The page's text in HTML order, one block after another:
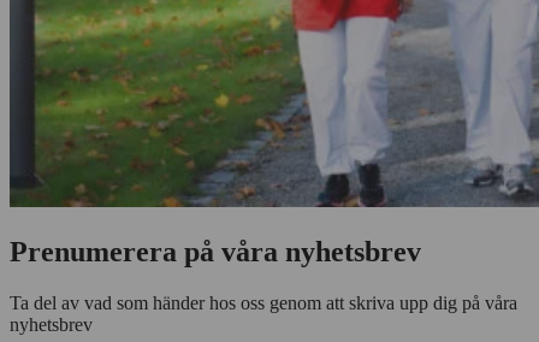
Prenumerera på våra nyhetsbrev
Ta del av vad som händer hos oss genom att skriva upp dig på våra
nyhetsbrev